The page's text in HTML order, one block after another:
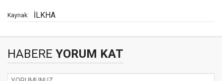
Kaynak: İLKHA
HABERE YORUM KAT